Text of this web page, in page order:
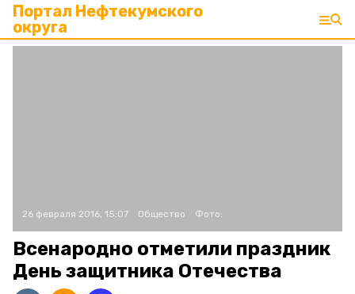
Портал Нефтекумского
округа
26 февраля 2016, 15:07 Общество Фото:
Всенародно отметили праздник
День защитника Отечества